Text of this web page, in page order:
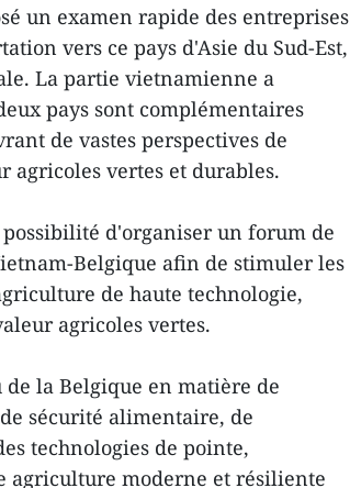
un examen rapide des entreprises
vers ce pays d'Asie du Sud-Est,
La partie vietnamienne a
pays sont complémentaires
de vastes perspectives de
agricoles vertes et durables.
d'organiser un forum de
Belgique afin de stimuler les
de haute technologie,
agricoles vertes.
la Belgique en matière de
sécurité alimentaire, de
technologies de pointe,
agriculture moderne et résiliente